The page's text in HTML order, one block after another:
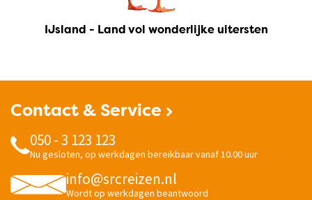
IJsland - Land vol wonderlijke uitersten
Contact & Service
050 - 3 123 123
Nu gesloten, op werkdagen bereikbaar vanaf 10.00 uur
info@srcreizen.nl
Wordt op werkdagen beantwoord